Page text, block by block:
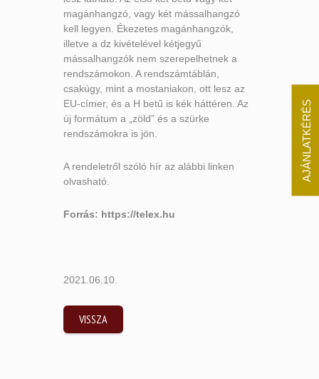
AJÁNLATKÉRÉS
magánhangzó, vagy két mássalhangzó
kell legyen. Ékezetes magánhangzók,
illetve a dz kivételével kétjegyű
mássalhangzók nem szerepelhetnek a
rendszámokon. A rendszámtáblán,
csakúgy, mint a mostaniakon, ott lesz az
EU-címer, és a H betű is kék háttéren. Az
új formátum a „zöld” és a szürke
rendszámokra is jön.
A rendeletről szóló hír az alábbi linken
olvasható.
Forrás: https://telex.hu
2021.06.10.
VISSZA